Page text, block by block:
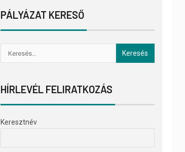
PÁLYÁZAT KERESŐ
HÍRLEVÉL FELIRATKOZÁS
Keresztnév